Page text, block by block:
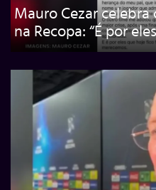
Mauro Cezar celebra
na Recopa: “É por